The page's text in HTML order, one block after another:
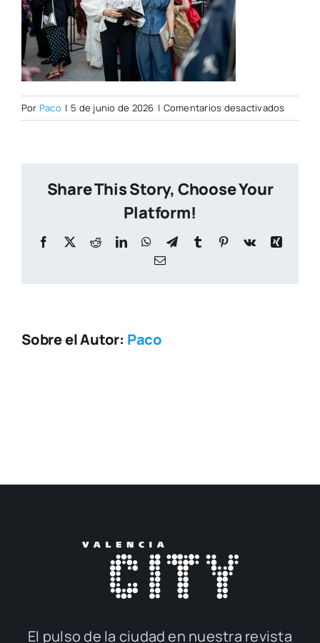
Por Paco | 5 de junio de 2026 | Comentarios desactivadosen
Foto471
Share This Story, Choose Your
Platform!
Facebook
X RedditLinkedInWhatsApp
TelegramTumblr Pinterest
Vk
Xing
Correo
Sobre el Autor: Paco
El pul­so de la ciu­dad en nues­tra revis­ta